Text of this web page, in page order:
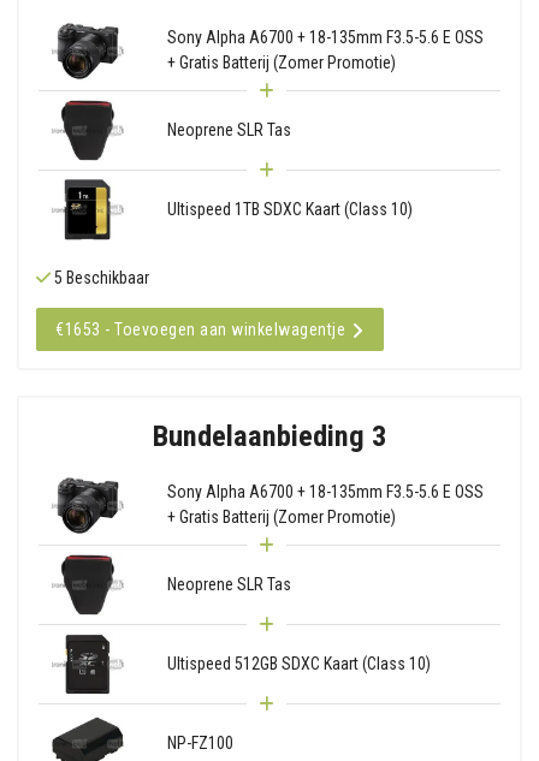
Sony Alpha A6700 + 18-135mm F3.5-5.6 E OSS
+ Gratis Batterij (Zomer Promotie)
Neoprene SLR Tas
Ultispeed 1TB SDXC Kaart (Class 10)
5 Beschikbaar
€1653 - Toevoegen aan winkelwagentje
Bundelaanbieding 3
Sony Alpha A6700 + 18-135mm F3.5-5.6 E OSS
+ Gratis Batterij (Zomer Promotie)
Neoprene SLR Tas
Ultispeed 512GB SDXC Kaart (Class 10)
NP-FZ100